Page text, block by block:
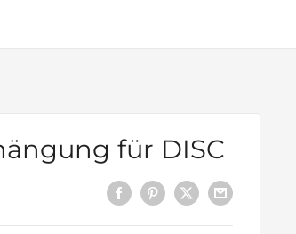
für DISC